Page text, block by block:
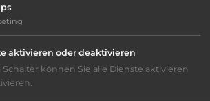
gut
aktivieren oder deaktivieren
Schalter können Sie alle Dienste aktivieren